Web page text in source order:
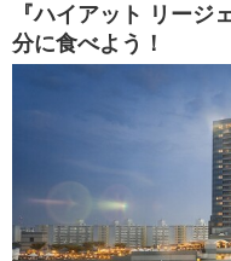
『ハイアット リージ
分に食べよう！